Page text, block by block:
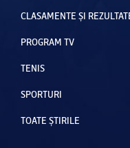
CLASAMENTE ȘI
PROGRAM TV
TENIS
SPORTURI
TOATE ȘTIRILE